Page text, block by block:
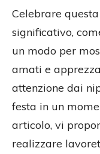
Celebrare
significativo,
un modo per
amati e
attenzione dai
festa in un
articolo, vi
realizzare